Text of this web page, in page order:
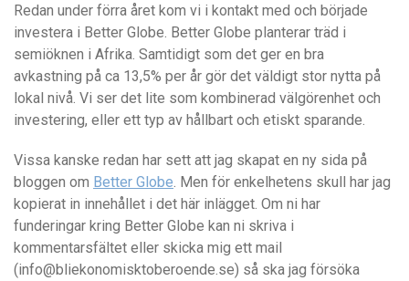
Redan under förra året kom vi i kontakt med och började
investera i Better Globe. Better Globe planterar träd i
semiöknen i Afrika. Samtidigt som det ger en bra
avkastning på ca 13,5% per år gör det väldigt stor nytta på
lokal nivå. Vi ser det lite som kombinerad välgörenhet och
investering, eller ett typ av hållbart och etiskt sparande.
Vissa kanske redan har sett att jag skapat en ny sida på
bloggen om Better Globe . Men för enkelhetens skull har jag
kopierat in innehållet i det här inlägget. Om ni har
funderingar kring Better Globe kan ni skriva i
kommentarsfältet eller skicka mig ett mail
(info@bliekonomisktoberoende.se) så ska jag försöka